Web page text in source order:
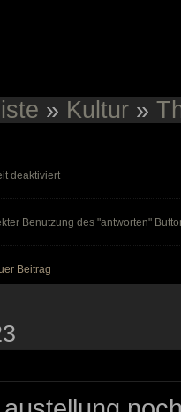
» Kultur »
deaktiviert
Benutzung des "antworten"
Beitrag